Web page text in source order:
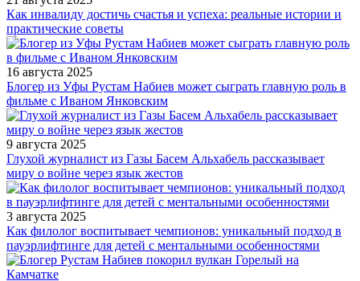
Как инвалиду достичь счастья и успеха: реальные истории и
практические советы
16 августа 2025
Блогер из Уфы Рустам Набиев может сыграть главную роль в
фильме с Иваном Янковским
9 августа 2025
Глухой журналист из Газы Басем Альхабель рассказывает
миру о войне через язык жестов
3 августа 2025
Как филолог воспитывает чемпионов: уникальный подход в
пауэрлифтинге для детей с ментальными особенностями